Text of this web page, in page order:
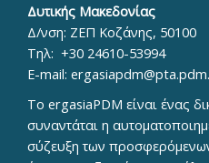
Δυτικής Μακεδονίας
Δ/νση: ΖΕΠ Κοζάνης, 50100
Τηλ: +30 24610-53994
E-mail:
To ergasiaPDM είναι ένας
συναντάται η
σύζευξη των